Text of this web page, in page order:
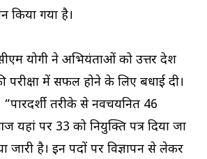
गया है।
योगी ने अभियंताओं को उत्तर प्रदेश
में सफल होने के लिए बधाई दी।
तरीके से नवचयनित 46
पर 33 को नियुक्ति पत्र दिया जा
जारी है। इन पदों पर विज्ञापन से लेकर